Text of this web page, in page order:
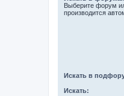
Выберите форум
производится
Искать в
Искать: